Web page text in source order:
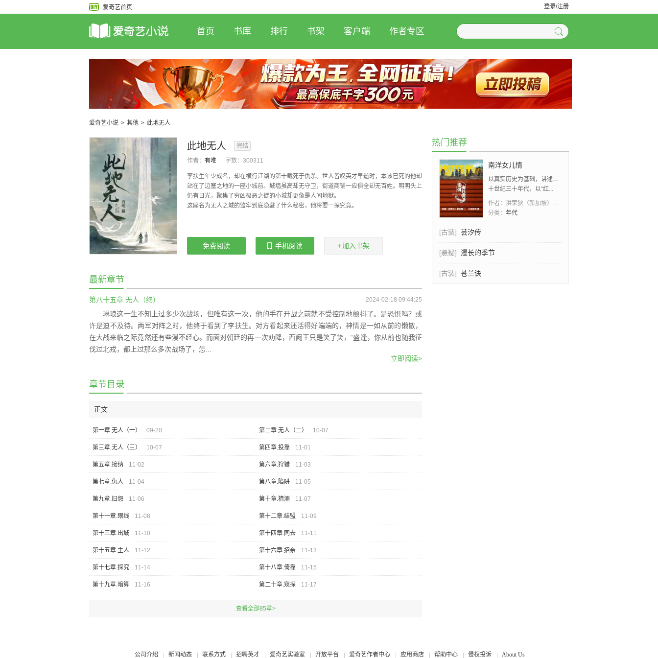
爱奇艺首页 登录/注册
首页 书库 排行 书架 客户端 作者专区
爱奇艺小说 > 其他 > 此地无人
此地无人 完结
作者： 有唯 字数： 300311
李扶生年少成名，却在横行江湖的第十载死于仇杀。世人皆叹英才早逝时，本该已死的他却
站在了边塞之地的一座小城前。城墙虽高却无守卫，街道商铺一应俱全却无百姓。明明头上
仍有日光，聚集了穷凶极恶之徒的小城却更像是人间地狱。
这座名为无人之城的监牢到底隐藏了什么秘密，他将要一探究竟。
免费阅读 手机阅读 加入书架
最新章节
2024-02-18 09:44:25
第八十五章 无人（终）
琳琅这一生不知上过多少次战场，但唯有这一次，他的手在开战之前就不受控制地颤抖了。是恐惧吗？或
许是迫不及待。两军对阵之时，他终于看到了李扶生。对方看起来还活得好端端的，神情是一如从前的懒散，
在大战来临之际竟然还有些漫不经心。而面对朝廷的再一次劝降，西阙王只是笑了笑，“盛逢，你从前也随我征
伐过北戎，都上过那么多次战场了，怎...
立即阅读>
章节目录
正文
第一章.无人（一） 09-20 第二章.无人（二） 10-07
第三章.无人（三） 10-07 第四章.投靠 11-01
第五章.接纳 11-02 第六章.狩猎 11-03
第七章.仇人 11-04 第八章.陷阱 11-05
第九章.旧怨 11-06 第十章.猜测 11-07
第十一章.眼线 11-08 第十二章.结盟 11-09
第十三章.出城 11-10 第十四章.同去 11-11
第十五章.主人 11-12 第十六章.招亲 11-13
第十七章.探究 11-14 第十八章.倚靠 11-15
第十九章.暗算 11-16 第二十章.窥探 11-17
查看全部85章>
热门推荐
南洋女儿情
以真实历史为基础，讲述二
十世纪三十年代，以“红...
作者：
洪荣狄（新加坡）、 小吉祥天
分类： 年代
[古装] 芸汐传
[悬疑] 漫长的季节
[古装] 苍兰诀
公司介绍 新闻动态 联系方式 招聘英才 爱奇艺实验室 开放平台 爱奇艺作者中心 应用商店 帮助中心 侵权投诉 About Us